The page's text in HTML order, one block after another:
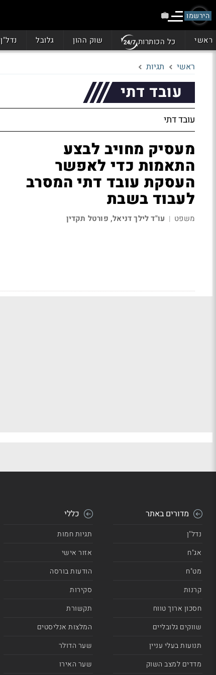
הירשמו
ראשי כל הכותרות שוק ההון גלובל נדל"ן
ראשי תגיות
עובד דתי
עובד דתי
מעסיק מחויב לבצע
התאמות כדי לאפשר
העסקת עובד דתי המסרב
לעבוד בשבת
משפט | עו"ד לילך דניאל, פורטל תקדין
מדורים באתר
נדל"ן
אג"ח
מט"ח
קרנות
חסכון ארוך טווח
שווקים גלובליים
תנועות בעלי עניין
מדדים למצב השוק
כללי
תגיות חמות
אזור אישי
הודעות בורסה
סקירות
תקשורת
המלצות אנליסטים
שער הדולר
שער האירו